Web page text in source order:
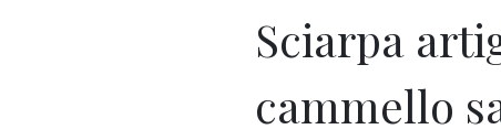
Sciarpa
cammello